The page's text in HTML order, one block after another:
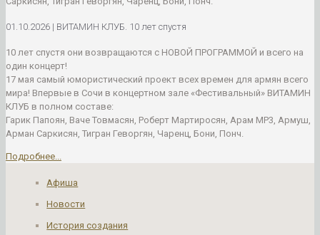
01.10.2026 | ВИТАМИН КЛУБ. 10 лет спустя
10 лет спустя они возвращаются с НОВОЙ ПРОГРАММОЙ и всего на
один концерт!
17 мая самый юмористический проект всех времен для армян всего
мира! Впервые в Сочи в концертном зале «Фестивальный» ВИТАМИН
КЛУБ в полном составе:
Гарик Папоян, Ваче Товмасян, Роберт Мартиросян, Арам MP3, Армуш,
Арман Саркисян, Тигран Геворгян, Чаренц, Бони, Понч.
Подробнее...
Афиша
Новости
История создания